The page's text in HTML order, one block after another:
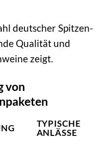
deutscher Spitzen-
Qualität und
zeigt.
von
TYPISCHE
ANLÄSSE